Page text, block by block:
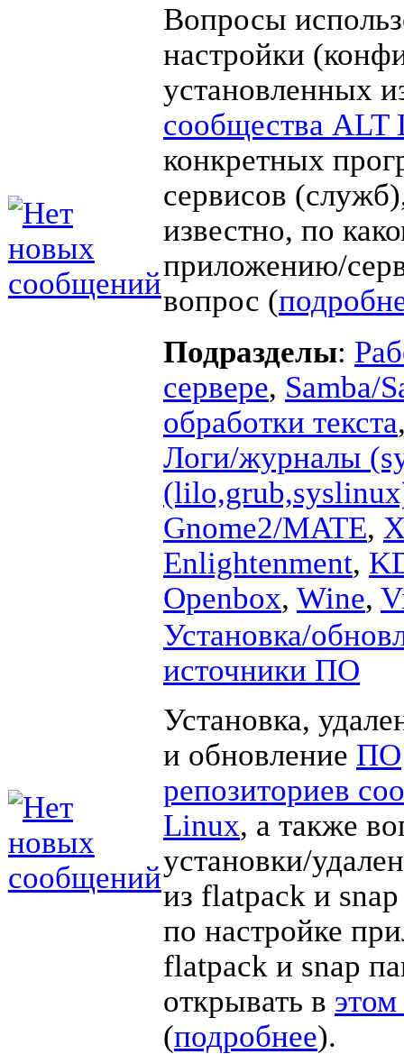
Вопросы
настройки
установленных
сообщества ALT
конкретных
сервисов
известно, по
приложению/
вопрос (
Подразделы:
сервере, Samba/
обработки текста
Логи/журналы
Gnome2/MATE,
Enlightenment,
Openbox, Wine,
Установка/
источники ПО
Установка,
и обновление ПО
репозиториев
Linux, а также
установки/
из flatpack и
по настройке
flatpack и snap
открывать в этом
(подробнее).